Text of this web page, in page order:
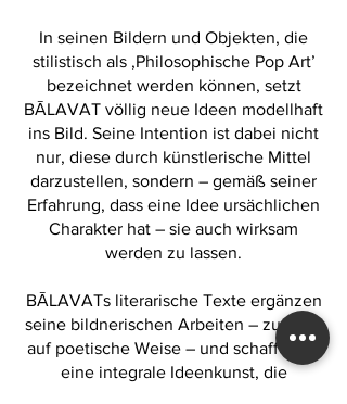
In seinen Bildern und Objekten, die
stilistisch als ‚Philosophische Pop Art’
bezeichnet werden können, setzt
BĀLAVAT völlig neue Ideen modellhaft
ins Bild. Seine Intention ist dabei nicht
nur, diese durch künstlerische Mittel
darzustellen, sondern – gemäß seiner
Erfahrung, dass eine Idee ursächlichen
Charakter hat – sie auch wirksam
werden zu lassen.
BĀLAVATs literarische Texte ergänzen
seine bildnerischen Arbeiten – zumeist
auf poetische Weise – und schaffen so
eine integrale Ideenkunst, die